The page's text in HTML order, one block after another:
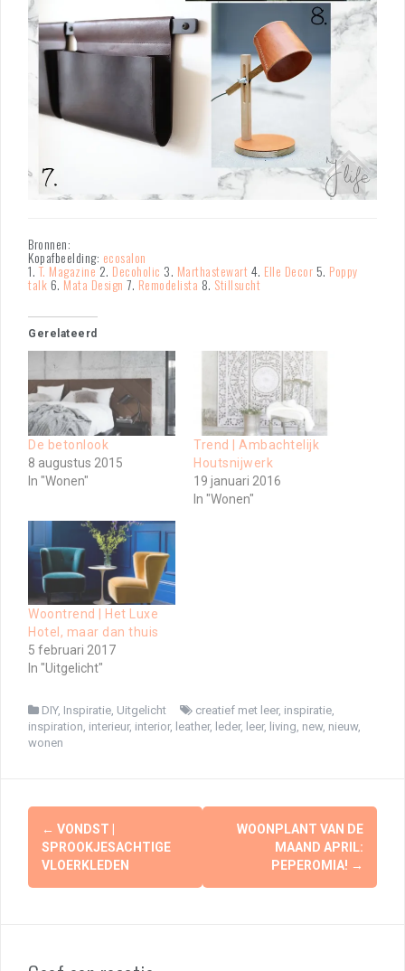
Bronnen:
Kopafbeelding: ecosalon
1.T. Magazine 2. Decoholic 3. Marthastewart4. Elle Decor 5. Poppy
talk 6. Mata Design 7. Remodelista 8. Stillsucht
Gerelateerd
De betonlook
8 augustus 2015
In "Wonen"
Trend | Ambachtelijk
Houtsnijwerk
19 januari 2016
In "Wonen"
Woontrend | Het Luxe
Hotel, maar dan thuis
5 februari 2017
In "Uitgelicht"
DIY, Inspiratie Uitgelicht creatief met leer, inspiratie
inspiration interieur, interior, leather, leder, leer, living new, nieuw,
wonen
Berichtnavigatie
← VONDST |
SPROOKJESACHTIGE
VLOERKLEDEN
WOONPLANT VAN DE
MAAND APRIL:
PEPEROMIA! →